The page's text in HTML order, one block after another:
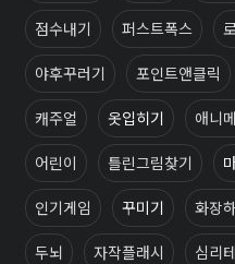
점수내기 퍼스트폭스
야후꾸러기 포인트앤클릭
캐주얼 옷입히기 애니
어린이 틀린그림찾기
인기게임 꾸미기 화장
두뇌 자작플래시 심리